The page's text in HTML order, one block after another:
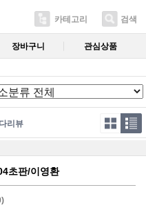
카테고리 검색
장바구니 관심상품
리뷰
초판/이영환